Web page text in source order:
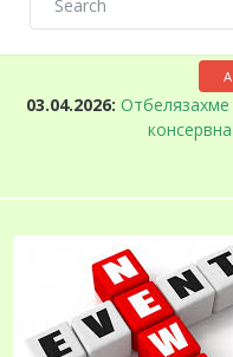
03.04.2026: Отбелязахме